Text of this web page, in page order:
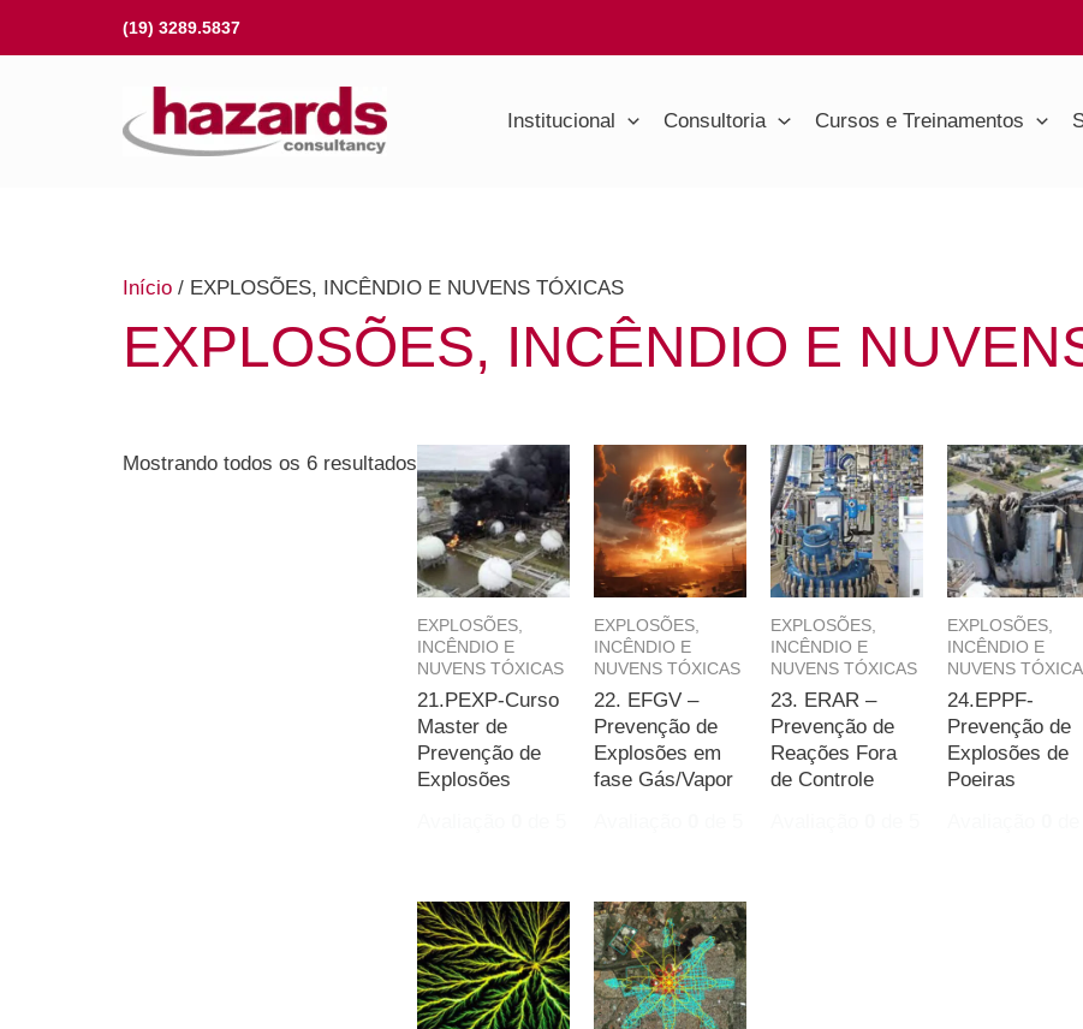
para
(19) 3289.5837
Institucional Consultoria Cursos e Treinamentos
Início / EXPLOSÕES, INCÊNDIO E NUVENS TÓXICAS
EXPLOSÕES, INCÊNDIO E
Mostrando todos os 6 resultados
EXPLOSÕES,
INCÊNDIO E
NUVENS TÓXICAS
21.PEXP-Curso
Master de
Prevenção de
Explosões
EXPLOSÕES,
INCÊNDIO E
NUVENS TÓXICAS
22. EFGV –
Prevenção de
Explosões em
fase Gás/Vapor
EXPLOSÕES,
INCÊNDIO E
NUVENS TÓXICAS
23. ERAR –
Prevenção de
Reações Fora
de Controle
EXPLOSÕES,
INCÊNDIO E
NUVENS
24.EPPF-
Prevenção de
Explosões de
Poeiras